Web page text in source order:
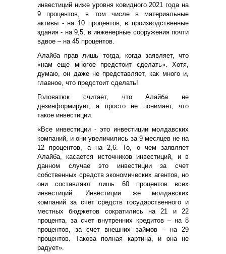
инвестиций ниже уровня ковидного 2021 года на
9 процентов, в том числе в материальные
активы - на 10 процентов, в производственные
здания - на 9,5, в инженерные сооружения почти
вдвое – на 45 процентов.
Алайба прав лишь тогда, когда заявляет, что
«нам еще многое предстоит сделать». Хотя,
думаю, он даже не представляет, как много и,
главное, что предстоит сделать!
Головатюк считает, что Алайба не
дезинформирует, а просто не понимает, что
такое инвестиции.
«Все инвестиции - это инвестиции молдавских
компаний, и они увеличились за 9 месяцев не на
12 процентов, а на 2,6. То, о чем заявляет
Алайба, касается источников инвестиций, и в
данном случае это инвестиции за счет
собственных средств экономических агентов, но
они составляют лишь 60 процентов всех
инвестиций. Инвестиции же молдавских
компаний за счет средств государственного и
местных бюджетов сократились на 21 и 22
процента, за счет внутренних кредитов – на 8
процентов, за счет внешних займов – на 29
процентов. Такова полная картина, и она не
радует».